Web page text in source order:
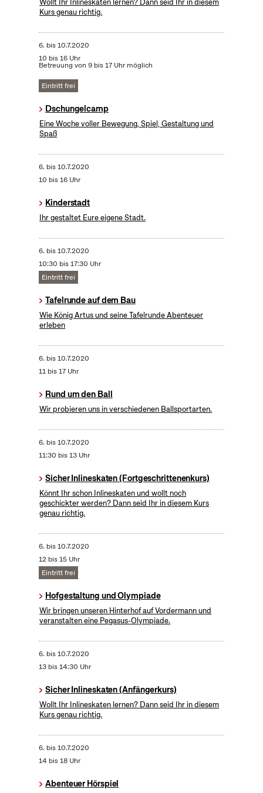
Wollt Ihr Inlineskaten lernen? Dann seid Ihr in diesem
Kurs genau richtig.
6. bis10.7.2020
10 bis 16 Uhr
Betreuung von 9 bis 17 Uhr möglich
Eintritt frei
Dschungelcamp
Eine Woche voller Bewegung, Spiel, Gestaltung und
Spaß
6. bis10.7.2020
10 bis 16 Uhr
Kinderstadt
Ihr gestaltet Eure eigene Stadt.
6. bis10.7.2020
10:30 bis 17:30 Uhr
Eintritt frei
Tafelrunde auf dem Bau
Wie König Artus und seine Tafelrunde Abenteuer
erleben
6. bis10.7.2020
11 bis 17 Uhr
Rund um den Ball
Wir probieren uns in verschiedenen Ballsportarten.
6. bis10.7.2020
11:30 bis 13 Uhr
Sicher Inlineskaten (Fortgeschrittenenkurs)
Könnt Ihr schon Inlineskaten und wollt noch
geschickter werden? Dann seid Ihr in diesem Kurs
genau richtig.
6. bis10.7.2020
12 bis 15 Uhr
Eintritt frei
Hofgestaltung und Olympiade
Wir bringen unseren Hinterhof auf Vordermann und
veranstalten eine Pegasus-Olympiade.
6. bis10.7.2020
13 bis 14:30 Uhr
Sicher Inlineskaten (Anfängerkurs)
Wollt Ihr Inlineskaten lernen? Dann seid Ihr in diesem
Kurs genau richtig.
6. bis10.7.2020
14 bis 18 Uhr
Abenteuer Hörspiel